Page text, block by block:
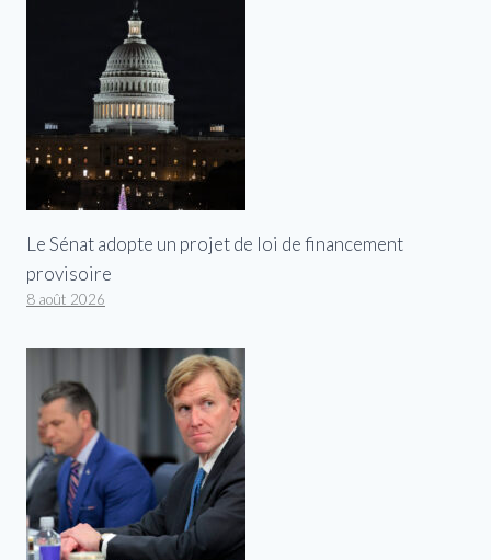
Le Sénat adopte un projet de loi de financement
provisoire
8 août 2026